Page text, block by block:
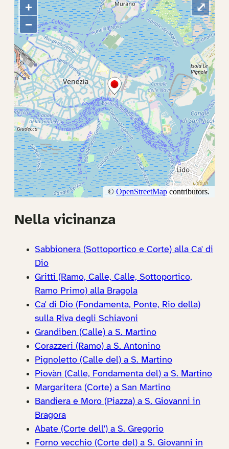
Nella vicinanza
Sabbionera (Sottoportico e Corte) alla Ca' di
Dio
Gritti (Ramo, Calle, Calle, Sottoportico,
Ramo Primo) alla Bragola
Ca' di Dio (Fondamenta, Ponte, Rio della)
sulla Riva degli Schiavoni
Grandiben (Calle) a S. Martino
Corazzeri (Ramo) a S. Antonino
Pignoletto (Calle del) a S. Martino
Piovàn (Calle, Fondamenta del) a S. Martino
Margaritera (Corte) a San Martino
Bandiera e Moro (Piazza) a S. Giovanni in
Bragora
Abate (Corte dell') a S. Gregorio
Forno vecchio (Corte del) a S. Giovanni in